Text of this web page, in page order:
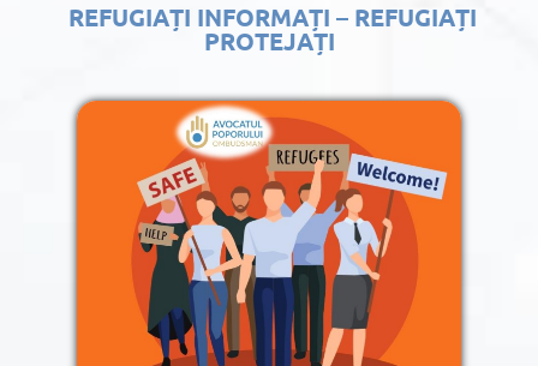
REFUGIAȚI INFORMAȚI – REFUGIAȚI
PROTEJAȚI